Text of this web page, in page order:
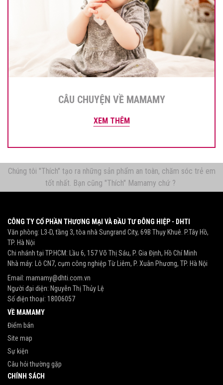
CÂU CHUYỆN VỀ MAMAMY
XEM THÊM
Chúng tôi "Thích" tạo ra những sản phẩm an toàn, chăm sóc trẻ em
tốt nhất. Bạn cũng "Thích" Mamamy chứ ?
CÔNG TY CỔ PHẦN THƯƠNG MẠI VÀ ĐẦU TƯ ĐÔNG HIỆP - DHTI
Văn phòng: L3-D, tầng 3, tòa nhà Sungrand City, 69B Thụy Khuê. P.Tây Hồ,
TP. Hà Nội
Chi nhánh tại TP.HCM: Lầu 6, 157 Võ Thị Sáu, P. Gia Định, Hồ Chí Minh
Nhà máy: Lô CN7, cụm công nghiệp Từ Liêm, P. Xuân Phương, TP. Hà Nội
Email: mamamy@dhti.com.vn
Người đại diện: Nguyễn Thị Thủy Lệ
Số điện thoại: 18006057
VỀ MAMAMY
Điểm bán
Site map
Sự kiện
Câu hỏi thường gặp
CHÍNH SÁCH